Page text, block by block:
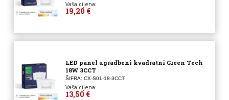
Vaša cijena:
19,20 €
LED panel ugradbeni kvadratni Green Tech
18W 3CCT
ŠIFRA: CX-S01-18-3CCT
Vaša cijena:
13,50 €